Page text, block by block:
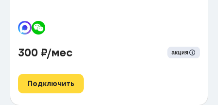
300 ₽/мес акция
Подключить